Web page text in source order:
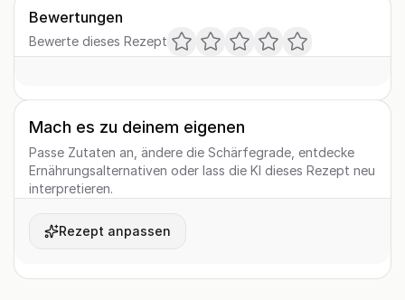
Bewertungen
Bewerte dieses Rezept
Mach es zu deinem eigenen
Passe Zutaten an, ändere die Schärfegrade, entdecke
Ernährungsalternativen oder lass die KI dieses Rezept neu
interpretieren.
Rezept anpassen